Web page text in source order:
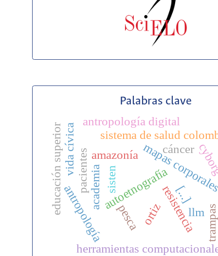
Palabras clave
[...]
autoetnografía
academia
antropología ortiz
mapas
herramientas
cáncer
pacientes
resistencia
sisten
sistema de salud
educación superiorvida cívica amazonía
llm
pesca trampas
antropología digital